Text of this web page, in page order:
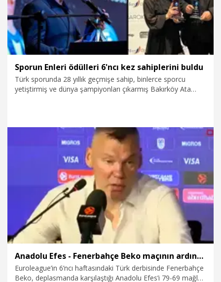
Sporun Enleri ödülleri 6'ncı kez sahiplerini buldu
Türk sporunda 28 yıllık geçmişe sahip, binlerce sporcu
yetiştirmiş ve dünya şampiyonları çıkarmış Bakırköy Ata
Spor
Anadolu Efes - Fenerbahçe Beko maçının ardından
Euroleague’in 6’ncı haftasındaki Türk derbisinde Fenerbahçe
Beko, deplasmanda karşılaştığı Anadolu Efes’i 79-69 mağlup